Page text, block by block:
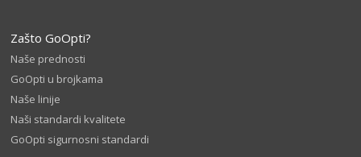
Zašto GoOpti?
Naše prednosti
GoOpti u brojkama
Naše linije
Naši standardi kvalitete
GoOpti sigurnosni standardi